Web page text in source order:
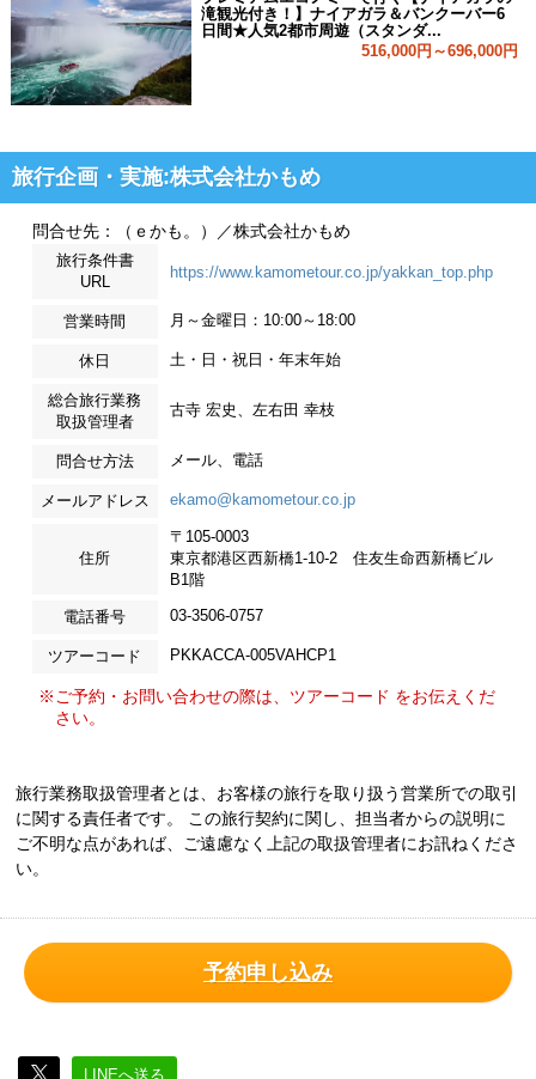
滝観光付き！】ナイアガラ＆バンクーバー6
日間★人気2都市周遊（スタンダ...
516,000円～696,000円
旅行企画・実施:株式会社かもめ
問合せ先：（ｅかも。）／株式会社かもめ
旅行条件書
URL
https://www.kamometour.co.jp/yakkan_top.php
営業時間 月～金曜日：10:00～18:00
休日 土・日・祝日・年末年始
総合旅行業務
取扱管理者
古寺 宏史、左右田 幸枝
問合せ方法 メール、電話
メールアドレス ekamo@kamometour.co.jp
住所
〒105-0003
東京都港区西新橋1-10-2 住友生命西新橋ビル
B1階
電話番号 03-3506-0757
ツアーコード PKKACCA-005VAHCP1
※ご予約・お問い合わせの際は、ツアーコード をお伝えくだ
さい。
旅行業務取扱管理者とは、お客様の旅行を取り扱う営業所での取引
に関する責任者です。 この旅行契約に関し、担当者からの説明に
ご不明な点があれば、ご遠慮なく上記の取扱管理者にお訊ねくださ
い。
予約申し込み
LINEへ送る